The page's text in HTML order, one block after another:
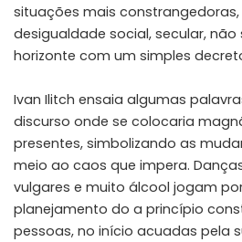
situações mais
desigualdade social, secular, não
horizonte com um simples
Ivan Ilitch ensaia algumas
discurso onde se colocaria
presentes, simbolizando as
meio ao caos que impera.
vulgares e muito álcool jogam
planejamento do a princípio
pessoas, no início acuadas pela